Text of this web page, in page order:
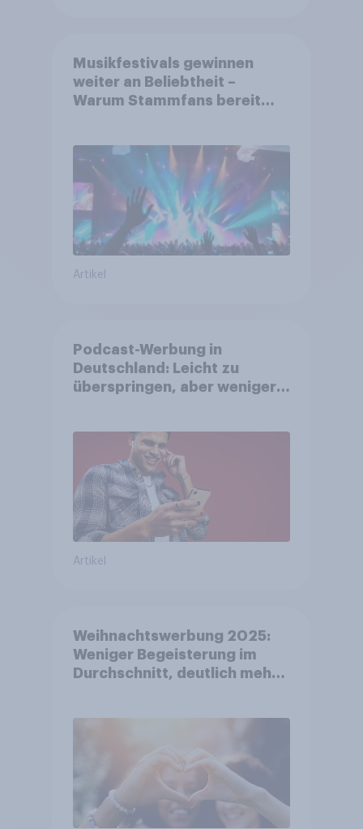
Musikfestivals gewinnen
weiter an Beliebtheit –
Warum Stammfans bereit
Artikel
Podcast-Werbung in
Deutschland: Leicht zu
überspringen, aber weniger
Artikel
Weihnachtswerbung 2025:
Weniger Begeisterung im
Durchschnitt, deutlich mehr